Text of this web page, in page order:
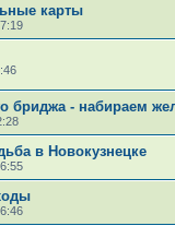
карты
бриджа - набираем
в Новокузнецке